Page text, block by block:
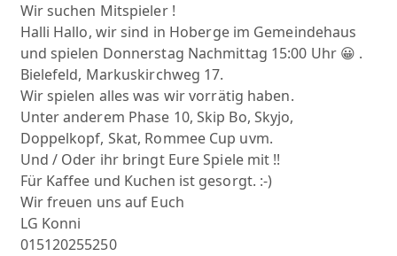
Wir suchen Mitspieler !
Halli Hallo, wir sind in Hoberge im Gemeindehaus
und spielen Donnerstag Nachmittag 15:00 Uhr 😀 .
Bielefeld, Markuskirchweg 17.
Wir spielen alles was wir vorrätig haben.
Unter anderem Phase 10, Skip Bo, Skyjo,
Doppelkopf, Skat, Rommee Cup uvm.
Und / Oder ihr bringt Eure Spiele mit !!
Für Kaffee und Kuchen ist gesorgt. :-)
Wir freuen uns auf Euch
LG Konni
015120255250